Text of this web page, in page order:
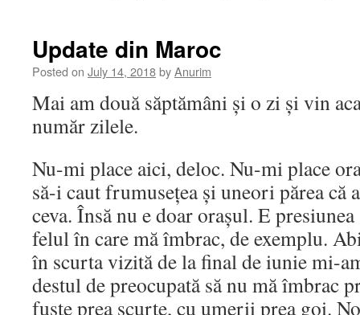
Update din Maroc
Posted on July 14, 2018byAnurim
Mai am două săptămâni și o zi și vin
număr zilele.
Nu-mi place aici, deloc. Nu-mi place
să-i caut frumusețea și uneori părea că
ceva. Însă nu e doar orașul. E presiunea
felul în care mă îmbrac, de exemplu.
în scurta vizită de la final de iunie mi-
destul de preocupată să nu mă îmbrac
fuste prea scurte, cu umerii prea goi.